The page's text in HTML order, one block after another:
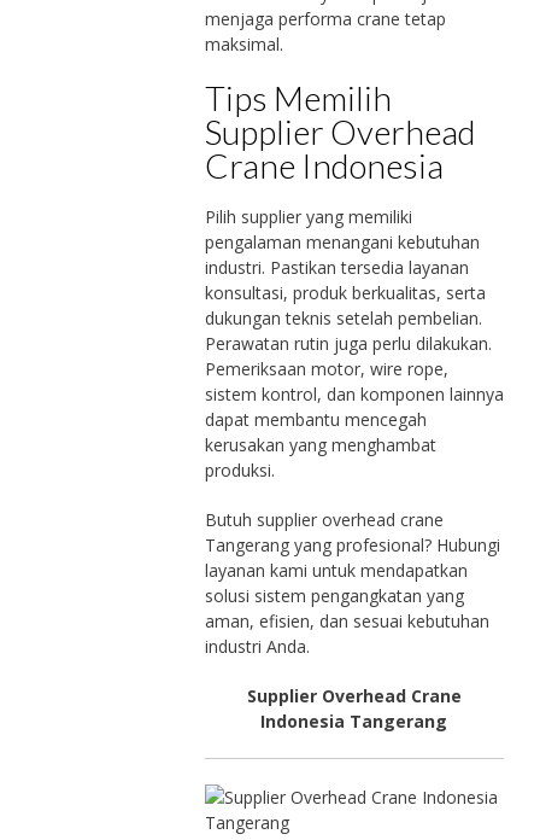
menjaga performa crane tetap
maksimal.
Tips Memilih
Supplier Overhead
Crane Indonesia
Pilih supplier yang memiliki
pengalaman menangani kebutuhan
industri. Pastikan tersedia layanan
konsultasi, produk berkualitas, serta
dukungan teknis setelah pembelian.
Perawatan rutin juga perlu dilakukan.
Pemeriksaan motor, wire rope,
sistem kontrol, dan komponen lainnya
dapat membantu mencegah
kerusakan yang menghambat
produksi.
Butuh supplier overhead crane
Tangerang yang profesional? Hubungi
layanan kami untuk mendapatkan
solusi sistem pengangkatan yang
aman, efisien, dan sesuai kebutuhan
industri Anda.
Supplier Overhead Crane
Indonesia Tangerang